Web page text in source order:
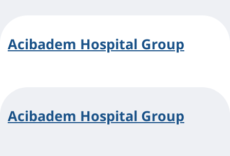
Acibadem Hospital Group
Acibadem Hospital Group